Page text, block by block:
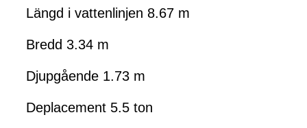
Längd i vattenlinjen 8.67 m
Bredd 3.34 m
Djupgående 1.73 m
Deplacement 5.5 ton